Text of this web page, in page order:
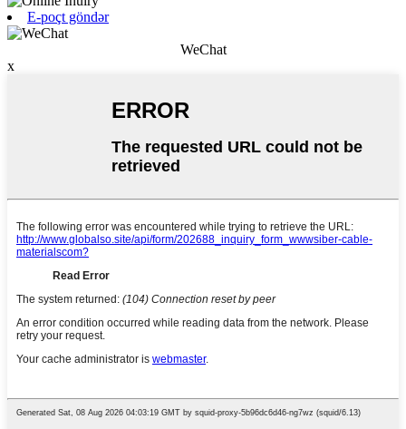
E-poçt göndər
WeChat
x